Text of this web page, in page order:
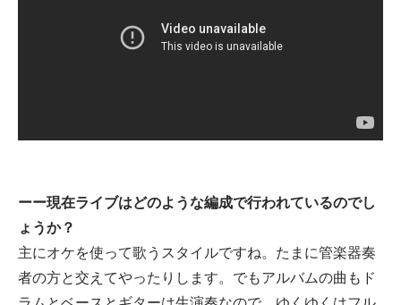
ーー現在ライブはどのような編成で行われているのでし
ょうか？
主にオケを使って歌うスタイルですね。たまに管楽器奏
者の方と交えてやったりします。でもアルバムの曲もド